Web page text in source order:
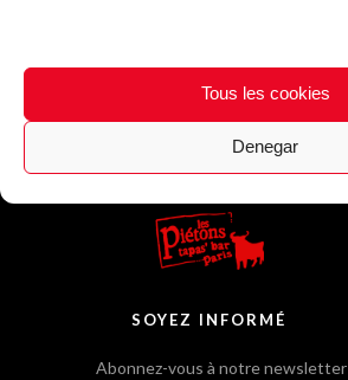
Tous les cookies
Denegar
SOYEZ INFORMÉ
Abonnez-vous à notre newsletter